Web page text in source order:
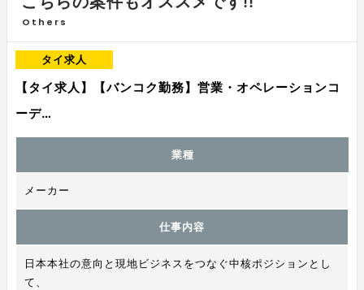
Others
タイ求人
【タイ求人】【バンコク勤務】営業・オペレーションコ
ーデ…
業種
メーカー
仕事内容
日本本社の意向と現地ビジネスをつなぐ中核ポジションとし
て、